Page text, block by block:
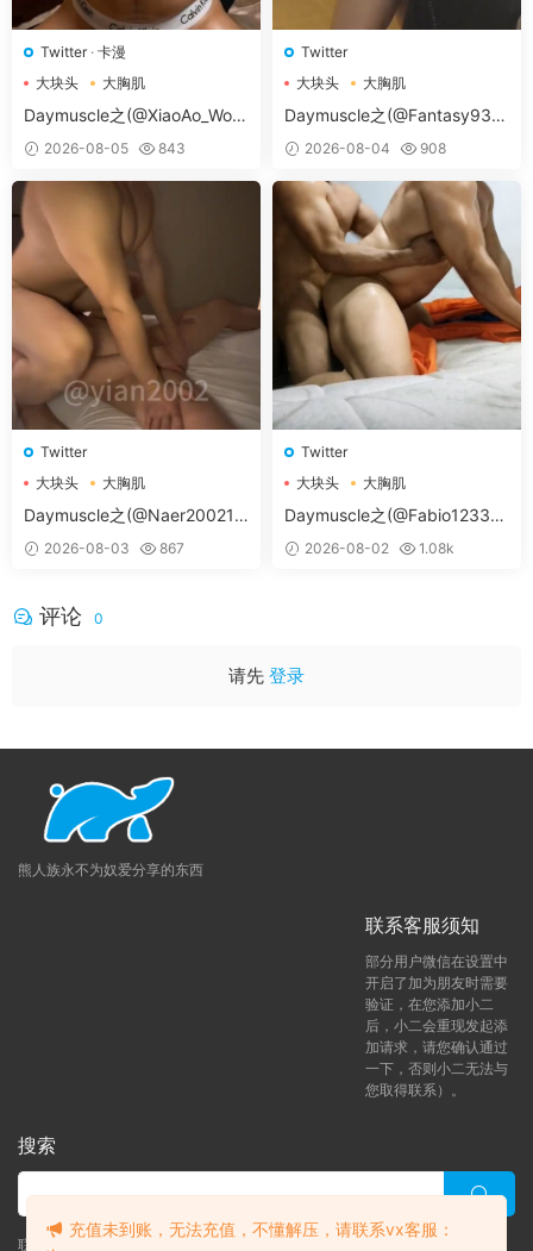
Twitter· 卡漫
大块头
大胸肌
大胸肌肉男
Daymuscle之(@XiaoAo_Worl
d-@XiaoAo.art）
2026-08-05 843
Twitter
大块头
大胸肌
大胸肌肉男
Daymuscle之(@Fantasy938
15579-@孔控Kong）
2026-08-04 908
Twitter
大块头
大胸肌
大胸肌肉男
Daymuscle之(@Naer20021-
@纳尔）
2026-08-03 867
Twitter
大块头
大胸肌
大胸肌肉男
Daymuscle之(@Fabio12333-
@辛叔是个G）
2026-08-02 1.08k
评论 0
请先 登录
熊人族永不为奴爱分享的东西
联系客服须知
部分用户微信在设置中
开启了加为朋友时需要
验证，在您添加小二
后，小二会重现发起添
加请求，请您确认通过
一下，否则小二无法与
您取得联系）。
搜索
联系客服 (添加后告诉客服-来自熊人族咨询问题)
充值未到账，无法充值，不懂解压，请联系vx客服：